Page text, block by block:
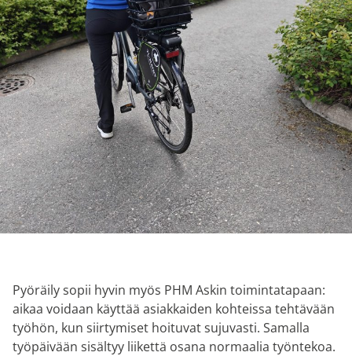
Pyöräily sopii hyvin myös PHM Askin toimintatapaan:
aikaa voidaan käyttää asiakkaiden kohteissa tehtävään
työhön, kun siirtymiset hoituvat sujuvasti. Samalla
työpäivään sisältyy liikettä osana normaalia työntekoa.